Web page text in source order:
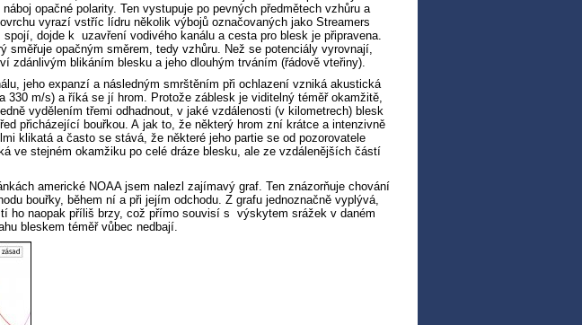
opačné polarity. Ten vystupuje po pevných předmětech vzhůru a
vyrazí vstříc lídru několik výbojů označovaných jako Streamers
dojde k uzavření vodivého kanálu a cesta pro blesk je připravena.
směřuje opačným směrem, tedy vzhůru. Než se potenciály vyrovnají,
zdánlivým blikáním blesku a jeho dlouhým trváním (řádově vteřiny).
jeho expanzí a následným smrštěním při ochlazení vzniká akustická
m/s) a říká se jí hrom. Protože záblesk je viditelný téměř okamžitě,
vydělením třemi odhadnout, v jaké vzdálenosti (v kilometrech) blesk
přicházející bouřkou. A jak to, že některý hrom zní krátce a intenzivně
klikatá a často se stává, že některé jeho partie se od pozorovatele
ve stejném okamžiku po celé dráze blesku, ale ze vzdálenějších částí
americké NOAA jsem nalezl zajímavý graf. Ten znázorňuje chování
bouřky, během ní a při jejím odchodu. Z grafu jednoznačně vyplývá,
ho naopak příliš brzy, což přímo souvisí s výskytem srážek v daném
bleskem téměř vůbec nedbají.